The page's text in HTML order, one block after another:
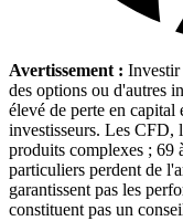
Avertissement : Investir
des options ou d'autres
élevé de perte en capital
investisseurs. Les CFD,
produits complexes ; 69
particuliers perdent de
garantissent pas les
constituent pas un